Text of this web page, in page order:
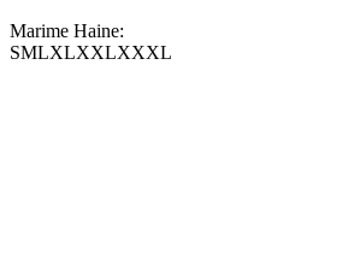
Marime Haine:
SMLXLXXLXXXL